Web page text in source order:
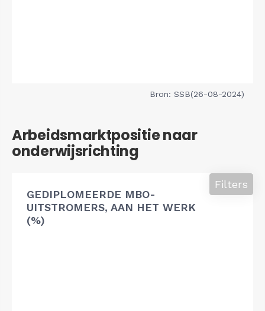
Bron: SSB(26-08-2024)
Arbeidsmarktpositie naar
onderwijsrichting
GEDIPLOMEERDE MBO-
UITSTROMERS, AAN HET WERK
(%)
Filters